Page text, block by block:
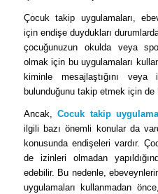
Çocuk takip uygulamaları,
için endişe duydukları
çocuğunuzun okulda veya
olmak için bu uygulamaları
kiminle mesajlaştığını
bulunduğunu takip etmek için
Ancak,Cocuk takip
ilgili bazı önemli konular da
konusunda endişeleri vardır.
de izinleri olmadan
edebilir. Bu nedenle,
uygulamaları kullanmadan